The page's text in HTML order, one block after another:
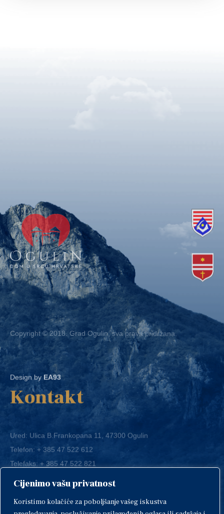
Cijenimo vašu privatnost
Koristimo kolačiće za poboljšanje vašeg iskustva
Copyright © 2018. Grad Ogulin, sva prava pridržana.
EA93
Kontakt
Telefon:+ 385 47 522 612
Telefaks: + 385 47 522 821
E-mail:grad-ogulin@ogulin.hr
OIB: 58264108511